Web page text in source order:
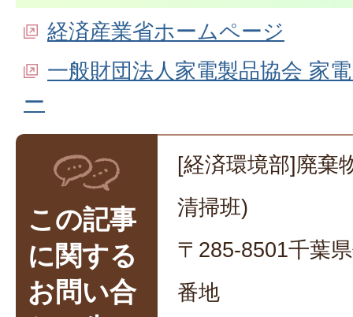
経済産業省ホームページ
一般財団法人家電製品協会 家
ー
この記事
に関する
お問い合
[経済環境部]廃棄
清掃班)
〒285-8501千葉
番地